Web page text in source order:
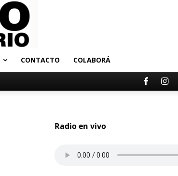
CONTACTO COLABORÁ
Radio en vivo